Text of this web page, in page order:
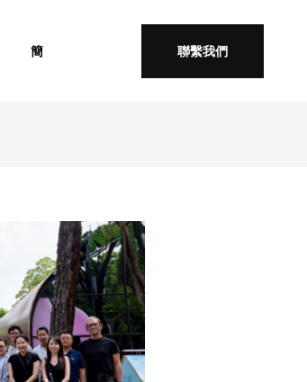
簡
聯繫我們